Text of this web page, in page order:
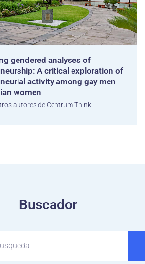
gendered analyses of
A critical exploration of
activity among gay men
women
autores de Centrum Think
Buscador